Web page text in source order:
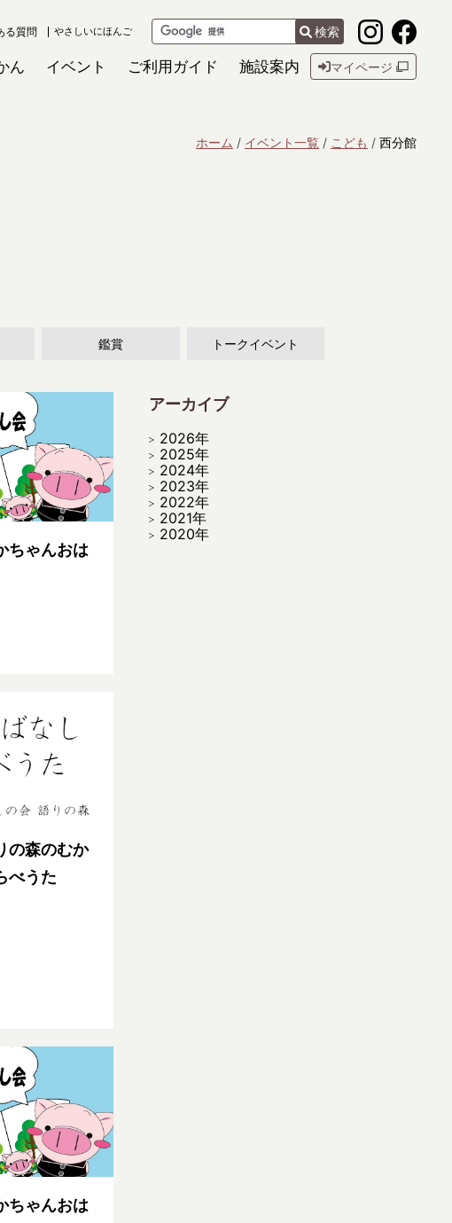
る質問 やさしいにほんご 検索
ん イベント ご利用ガイド 施設案内 マイページ
ホーム イベント一覧 こども 西分館
鑑賞 トークイベント
ちゃんおは
の森のむか
べうた
ちゃんおは
アーカイブ
2026年
2025年
2024年
2023年
2022年
2021年
2020年